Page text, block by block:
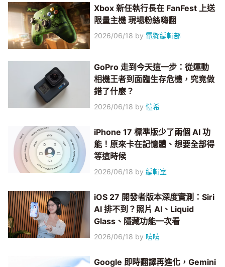
Xbox 新任執行長在 FanFest 上送
限量主機 現場粉絲嗨翻
2026/06/18 by 電獺編輯部
GoPro 走到今天這一步：從運動
相機王者到面臨生存危機，究竟做
錯了什麼？
2026/06/18 by愷希
iPhone 17 標準版少了兩個 AI 功
能！原來卡在記憶體、想要全部得
等這時候
2026/06/18 by編輯室
iOS 27 開發者版本深度實測：Siri
AI 排不到？照片 AI、Liquid
Glass、隱藏功能一次看
2026/06/18 by 嘻嘻
Google 即時翻譯再進化，Gemini